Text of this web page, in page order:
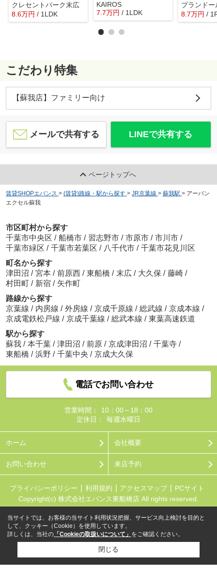
クレセントパーク末広
8.6万円 / 1LDK
KAIROS
7.7万円 / 1LDK
プランドー
8.7万円 /
こだわり特集
【蘇我店】ファミリー向け
メールで共有する LINEで共有する
ページトップへ
賃貸SHOPエバンス > (賃貸)路線・駅から探す > JR京葉線 > 蘇我駅 > アーバン
エクセル蘇我
市区町村から探す
千葉市中央区 / 船橋市 / 習志野市 / 市原市 / 市川市 /
千葉市緑区 / 千葉市若葉区 / 八千代市 / 千葉市花見川区
町名から探す
津田沼 / 宮本 / 前原西 / 東船橋 / 末広 / 大久保 / 藤崎 /
村田町 / 新宿 / 矢作町
路線から探す
京葉線 / 内房線 / 外房線 / 京成千原線 / 総武線 / 京成本線 /
京成電鉄松戸線 / 京成千葉線 / 総武本線 / 東葉高速鉄道
駅から探す
蘇我 / 本千葉 / 津田沼 / 前原 / 京成津田沼 / 千葉寺 /
東船橋 / 浜野 / 千葉中央 / 京成大久保
電話でお問い合わせ
営業時間：
10：00～18：00
定休日：
毎週水曜日
ホーム 会社概要
お問い合わせ 来店予約
プライバシーポリシー 利用規約 アクセスマップ
PCサイト
Copyright(c) 株式会社エバンス東船橋店 All rights reserved.
当サイトでは、お客様の当サイト利用状況把握、サービス向上検討を目的と
して、クッキー（Cookie）を使用しています。
詳しくは、当社の 「Cookieの取扱いについて」 をご確認ください。
閉じる